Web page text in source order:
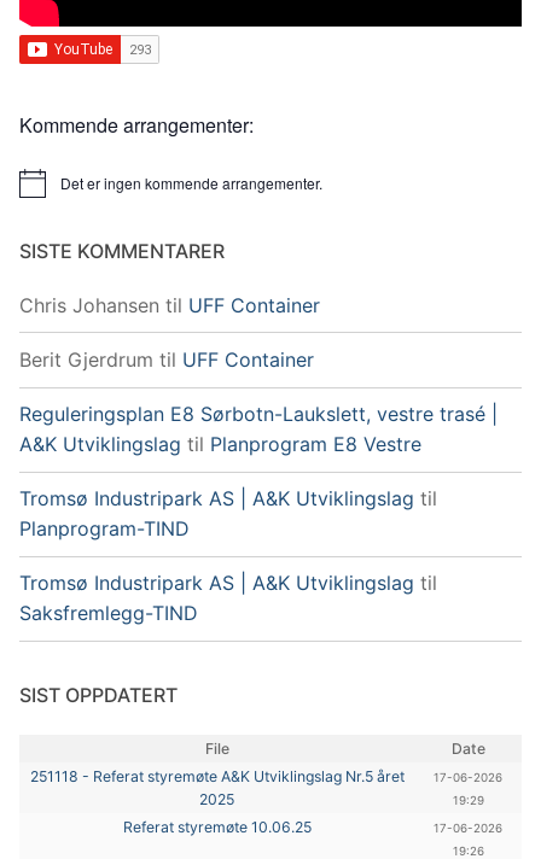
Kommende arrangementer:
MerknadDet er ingen kommende arrangementer.
SISTE KOMMENTARER
Chris Johansen til UFF Container
Berit Gjerdrum til UFF Container
Reguleringsplan E8 Sørbotn-Laukslett, vestre trasé |
A&K Utviklingslag til Planprogram E8 Vestre
Tromsø Industripark AS | A&K Utviklingslag til
Planprogram-TIND
Tromsø Industripark AS | A&K Utviklingslag til
Saksfremlegg-TIND
SIST OPPDATERT
File
Date
251118 - Referat styremøte A&K Utviklingslag Nr.5 året
2025
17-06-2026
19:29
Referat styremøte 10.06.25
17-06-2026
19:26